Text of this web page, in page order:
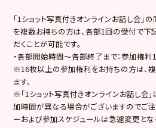
「1ショット写真付きオンラインお話し会
を複数お持ちの方は、各部1回の受付で下
だくことが可能です。
・各部開始時間～各部終了まで：参加権利
※16枚以上の参加権利をお持ちの方は、
ます。
※「1ショット写真付きオンラインお話し会
加時間が異なる場合がございますのでご注
ーおよび参加スケジュールは急遽変更とな